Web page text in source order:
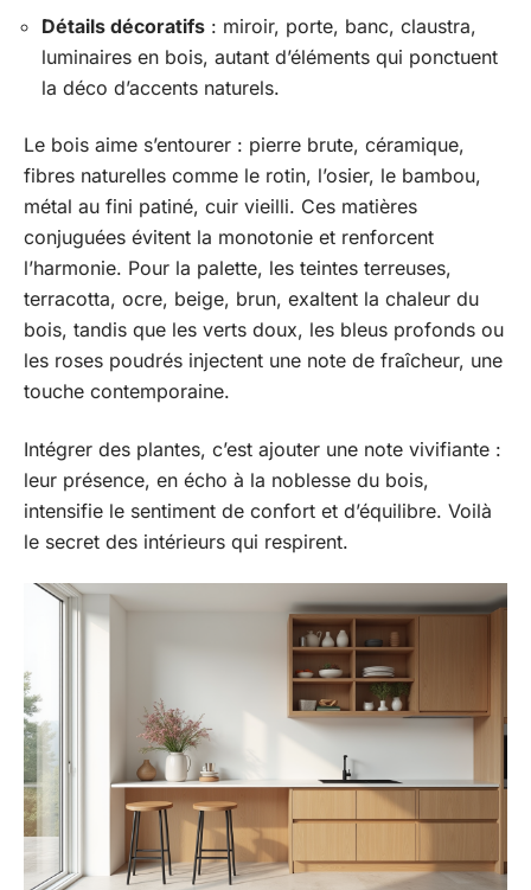
Détails décoratifs : miroir, porte, banc, claustra,
luminaires en bois, autant d’éléments qui ponctuent
la déco d’accents naturels.
Le bois aime s’entourer : pierre brute, céramique,
fibres naturelles comme le rotin, l’osier, le bambou,
métal au fini patiné, cuir vieilli. Ces matières
conjuguées évitent la monotonie et renforcent
l’harmonie. Pour la palette, les teintes terreuses,
terracotta, ocre, beige, brun, exaltent la chaleur du
bois, tandis que les verts doux, les bleus profonds ou
les roses poudrés injectent une note de fraîcheur, une
touche contemporaine.
Intégrer des plantes, c’est ajouter une note vivifiante :
leur présence, en écho à la noblesse du bois,
intensifie le sentiment de confort et d’équilibre. Voilà
le secret des intérieurs qui respirent.